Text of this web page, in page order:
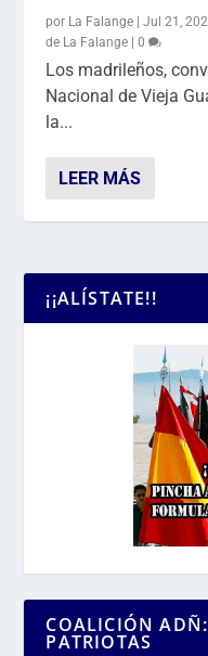
por La Falange |Jul 21,
de La Falange |0
Los madrileños,
Nacional de Vieja
la...
LEER MÁS
¡¡ALÍSTATE!!
COALICIÓN
PATRIOTAS